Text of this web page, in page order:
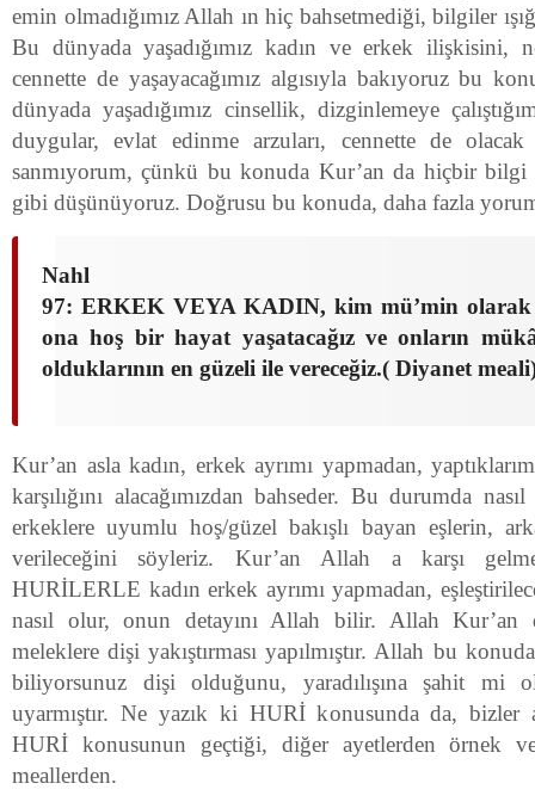
emin olmadığımız Allah ın hiç bahsetmediği, bilgiler
Bu dünyada yaşadığımız kadın ve erkek ilişkisini,
cennette de yaşayacağımız algısıyla bakıyoruz bu
dünyada yaşadığımız cinsellik, dizginlemeye
duygular, evlat edinme arzuları, cennette de
sanmıyorum, çünkü bu konuda Kur’an da hiçbir bilgi
gibi düşünüyoruz. Doğrusu bu konuda, daha fazla
Nahl
97: ERKEK VEYA KADIN, kim mü’min olarak
ona hoş bir hayat yaşatacağız ve onların
olduklarının en güzeli ile vereceğiz.( Diyanet
Kur’an asla kadın, erkek ayrımı yapmadan,
karşılığını alacağımızdan bahseder. Bu durumda
erkeklere uyumlu hoş/güzel bakışlı bayan eşlerin,
verileceğini söyleriz. Kur’an Allah a karşı
HURİLERLE kadın erkek ayrımı yapmadan,
nasıl olur, onun detayını Allah bilir. Allah Kur’an
meleklere dişi yakıştırması yapılmıştır. Allah bu
biliyorsunuz dişi olduğunu, yaradılışına şahit mi
uyarmıştır. Ne yazık ki HURİ konusunda da, bizler
HURİ konusunun geçtiği, diğer ayetlerden örnek
meallerden.